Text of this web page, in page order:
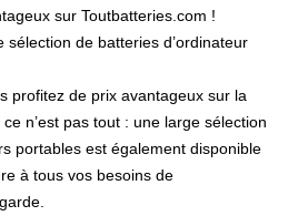
sur Toutbatteries.com !
de batteries d’ordinateur
profitez de prix avantageux sur la
n’est pas tout : une large sélection
portables est également disponible
à tous vos besoins de